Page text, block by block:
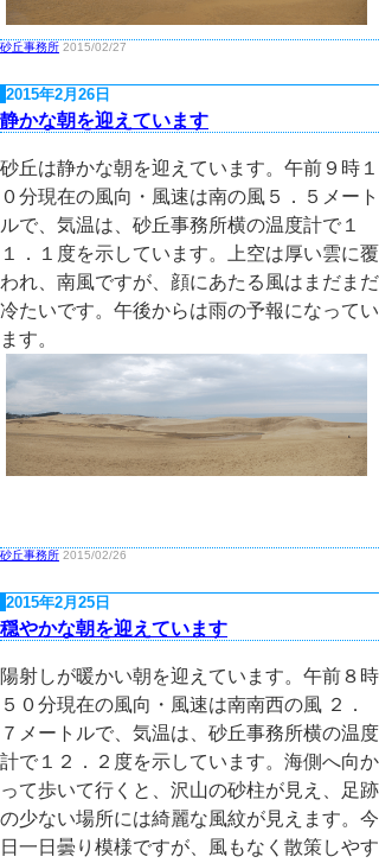
砂丘事務所 2015/02/27
2015年2月26日
静かな朝を迎えています
砂丘は静かな朝を迎えています。午前９時１
０分現在の風向・風速は南の風５．５メート
ルで、気温は、砂丘事務所横の温度計で１
１．１度を示しています。上空は厚い雲に覆
われ、南風ですが、顔にあたる風はまだまだ
冷たいです。午後からは雨の予報になってい
ます。
砂丘事務所 2015/02/26
2015年2月25日
穏やかな朝を迎えています
陽射しが暖かい朝を迎えています。午前８時
５０分現在の風向・風速は南南西の風 ２．
７メートルで、気温は、砂丘事務所横の温度
計で１２．２度を示しています。海側へ向か
って歩いて行くと、沢山の砂柱が見え、足跡
の少ない場所には綺麗な風紋が見えます。今
日一日曇り模様ですが、風もなく散策しやす